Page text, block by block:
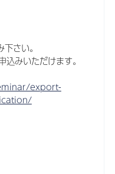
さい。
みいただけます。
export-